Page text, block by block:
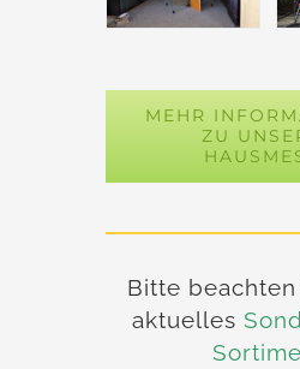
MEHR
ZU
Bitte
aktuelles Son